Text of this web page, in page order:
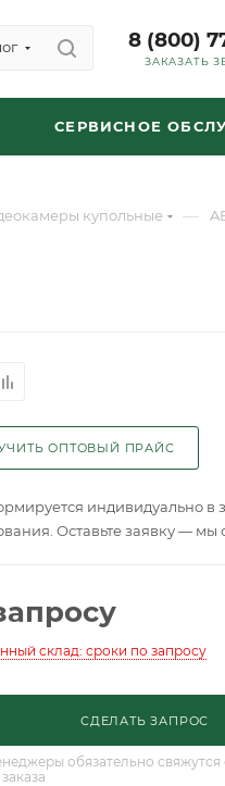
8 (800)
ЗАКАЗАТЬ
СЕРВИСНОЕ
купольные —
ОПТОВЫЙ ПРАЙС
индивидуально в
Оставьте заявку — мы
склад: сроки по запросу
СДЕЛАТЬ ЗАПРОС
обязательно свяжутся